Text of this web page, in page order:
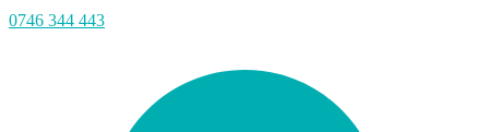
0746 344 443